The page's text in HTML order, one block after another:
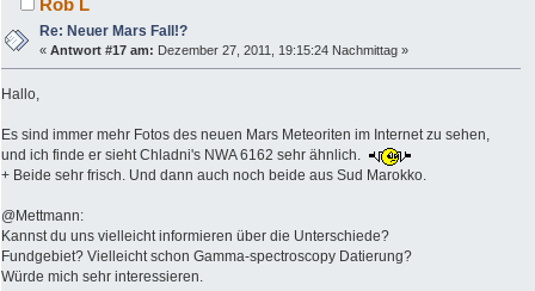
Re: Neuer Mars Fall!?
«Antwort #17 am: Dezember 27, 2011, 19:15:24 Nachmittag »
Hallo,
Es sind immer mehr Fotos des neuen Mars Meteoriten im Internet zu sehen,
und ich finde er sieht Chladni's NWA 6162 sehr ähnlich.
+ Beide sehr frisch. Und dann auch noch beide aus Sud Marokko.
@Mettmann:
Kannst du uns vielleicht informieren über die Unterschiede?
Fundgebiet? Vielleicht schon Gamma-spectroscopy Datierung?
Würde mich sehr interessieren.